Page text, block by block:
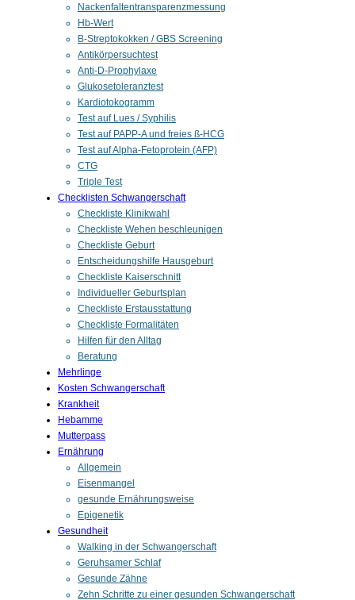
Nackenfaltentransparenzmessung
Hb-Wert
B-Streptokokken / GBS Screening
Antikörpersuchtest
Anti-D-Prophylaxe
Glukosetoleranztest
Kardiotokogramm
Test auf Lues / Syphilis
Test auf PAPP-A und freies ß-HCG
Test auf Alpha-Fetoprotein (AFP)
CTG
Triple Test
Checklisten Schwangerschaft
Checkliste Klinikwahl
Checkliste Wehen beschleunigen
Checkliste Geburt
Entscheidungshilfe Hausgeburt
Checkliste Kaiserschnitt
Individueller Geburtsplan
Checkliste Erstausstattung
Checkliste Formalitäten
Hilfen für den Alltag
Beratung
Mehrlinge
Kosten Schwangerschaft
Krankheit
Hebamme
Mutterpass
Ernährung
Allgemein
Eisenmangel
gesunde Ernährungsweise
Epigenetik
Gesundheit
Walking in der Schwangerschaft
Geruhsamer Schlaf
Gesunde Zähne
Zehn Schritte zu einer gesunden Schwangerschaft